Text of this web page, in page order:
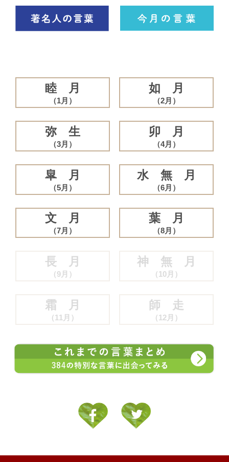
睦 月
（1月）
如 月
（2月）
弥 生
（3月）
卯 月
（4月）
皐 月
（5月）
水 無 月
（6月）
文 月
（7月）
葉 月
（8月）
長 月
（9月）
神 無 月
（10月）
霜 月
（11月）
師 走
（12月）